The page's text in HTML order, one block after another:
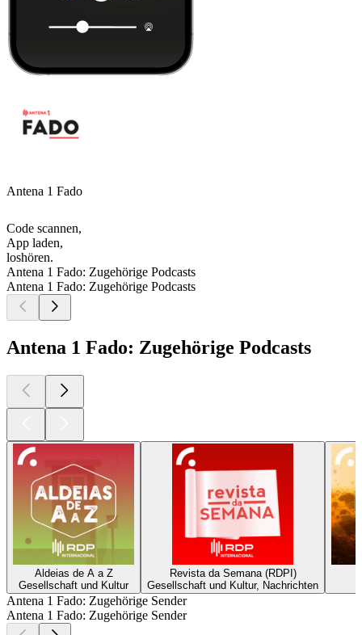
Antena 1 Fado
Code scannen,
App laden,
loshören.
Antena 1 Fado: Zugehörige Podcasts
Antena 1 Fado: Zugehörige Podcasts
Antena 1 Fado: Zugehörige Podcasts
Aldeias de A a Z
Gesellschaft und Kultur
Revista da Semana (RDPI)
Gesellschaft und Kultur, Nachrichten
Antena 1 Fado: Zugehörige Sender
Antena 1 Fado: Zugehörige Sender